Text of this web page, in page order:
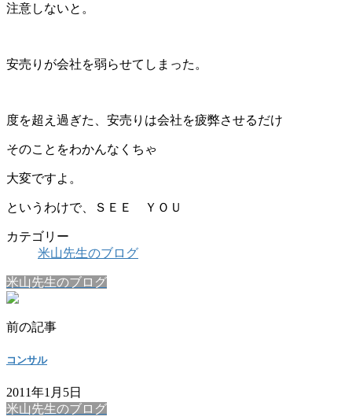
注意しないと。
安売りが会社を弱らせてしまった。
度を超え過ぎた、安売りは会社を疲弊させるだけ
そのことをわかんなくちゃ
大変ですよ。
というわけで、ＳＥＥ ＹＯＵ
カテゴリー
米山先生のブログ
米山先生のブログ
前の記事
コンサル
2011年1月5日
米山先生のブログ